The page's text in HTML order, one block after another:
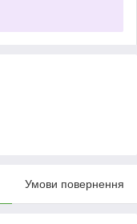
Умови повернення